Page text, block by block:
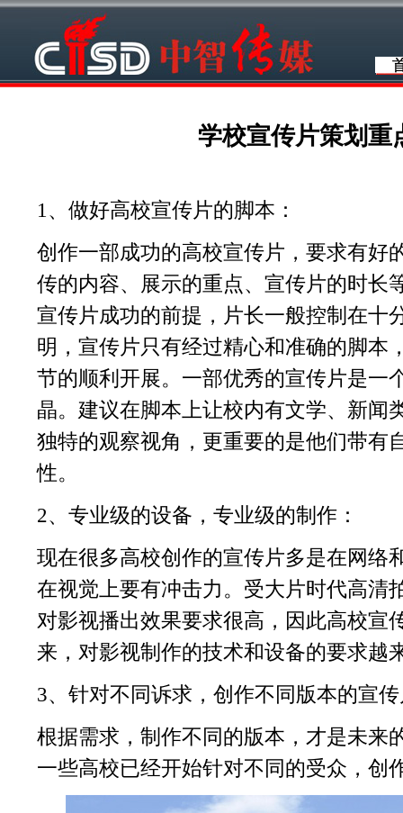
学校宣传片策划重
1、做好高校宣传片的脚本：
创作一部成功的高校宣传片，要求有好
传的内容、展示的重点、宣传片的时长
宣传片成功的前提，片长一般控制在十
明，宣传片只有经过精心和准确的脚本
节的顺利开展。一部优秀的宣传片是一
晶。建议在脚本上让校内有文学、新闻
独特的观察视角，更重要的是他们带有
性。
2、专业级的设备，专业级的制作：
现在很多高校创作的宣传片多是在网络
在视觉上要有冲击力。受大片时代高清
对影视播出效果要求很高，因此高校宣
来，对影视制作的技术和设备的要求越
3、针对不同诉求，创作不同版本的宣
根据需求，制作不同的版本，才是未来
一些高校已经开始针对不同的受众，创